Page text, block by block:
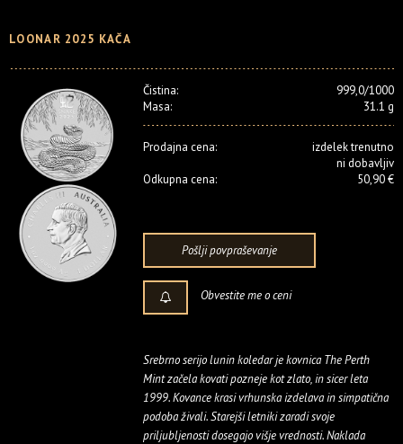
LOONAR 2025 KAČA
Čistina:
999,0/1000
Masa:
31.1 g
Prodajna cena:
izdelek trenutno
ni dobavljiv
Odkupna cena:
50,90 €
Pošlji povpraševanje
Obvestite me o ceni
Srebrno serijo lunin koledar je kovnica The Perth
Mint začela kovati pozneje kot zlato, in sicer leta
1999. Kovance krasi vrhunska izdelava in simpatična
podoba živali. Starejši letniki zaradi svoje
priljubljenosti dosegajo višje vrednosti. Naklada